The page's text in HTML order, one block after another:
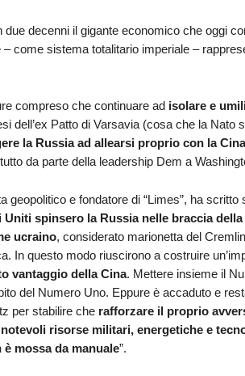
decenni il gigante economico che oggi
come sistema totalitario imperiale –
compreso che continuare ad isolare e
dell’ex Patto di Varsavia (cosa che la Nato
la Russia ad allearsi proprio con la Cina
da parte della leadership Dem a
geopolitico e fondatore di “Limes”, ha scritto
Uniti spinsero la Russia nelle braccia
ucraino, considerato marionetta del
In questo modo riuscirono a costruire
vantaggio della Cina. Mettere insieme il
del Numero Uno. Eppure è accaduto e
per stabilire che rafforzare il proprio
risorse militari, energetiche e
mossa da manuale”.